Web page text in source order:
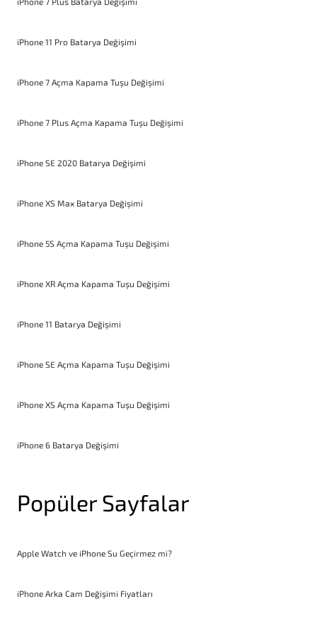
iPhone 11 Pro Batarya Değişimi
iPhone 7 Açma Kapama Tuşu Değişimi
iPhone 7 Plus Açma Kapama Tuşu Değişimi
iPhone SE 2020 Batarya Değişimi
iPhone XS Max Batarya Değişimi
iPhone 5S Açma Kapama Tuşu Değişimi
iPhone XR Açma Kapama Tuşu Değişimi
iPhone 11 Batarya Değişimi
iPhone SE Açma Kapama Tuşu Değişimi
iPhone XS Açma Kapama Tuşu Değişimi
iPhone 6 Batarya Değişimi
Popüler Sayfalar
Apple Watch ve iPhone Su Geçirmez mi?
iPhone Arka Cam Değişimi Fiyatları